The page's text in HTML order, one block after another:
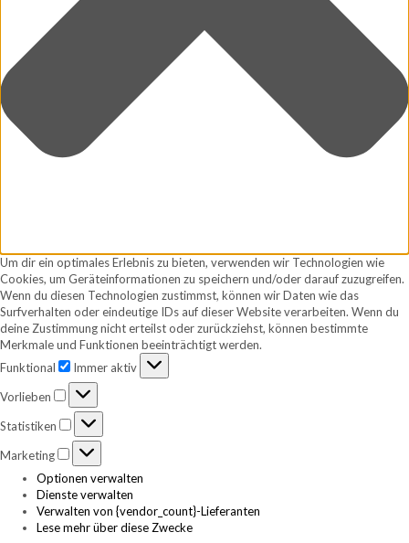
Um dir ein optimales Erlebnis zu bieten, verwenden wir Technologien wie
Cookies, um Geräteinformationen zu speichern und/oder darauf zuzugreifen.
Wenn du diesen Technologien zustimmst, können wir Daten wie das
Surfverhalten oder eindeutige IDs auf dieser Website verarbeiten. Wenn du
deine Zustimmung nicht erteilst oder zurückziehst, können bestimmte
Merkmale und Funktionen beeinträchtigt werden.
Funktional
Funktional
Immer aktiv
Vorlieben
Vorlieben
Statistiken Statistiken
Marketing
Marketing
Optionen verwalten
Dienste verwalten
Verwalten von {vendor_count}-Lieferanten
Lese mehr über diese Zwecke